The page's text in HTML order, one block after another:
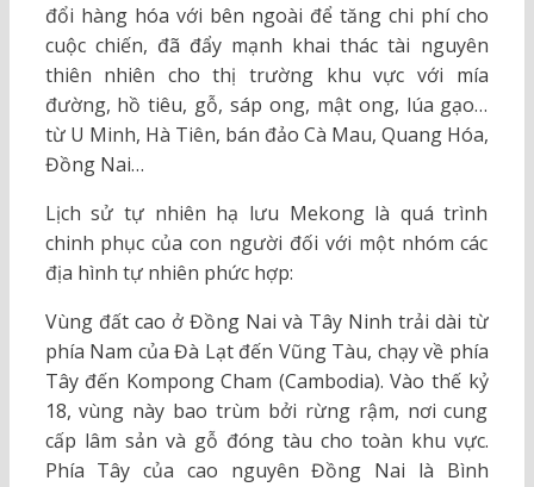
đổi hàng hóa với bên ngoài để tăng chi phí cho
cuộc chiến, đã đẩy mạnh khai thác tài nguyên
thiên nhiên cho thị trường khu vực với mía
đường, hồ tiêu, gỗ, sáp ong, mật ong, lúa gạo…
từ U Minh, Hà Tiên, bán đảo Cà Mau, Quang Hóa,
Đồng Nai…
Lịch sử tự nhiên hạ lưu Mekong là quá trình
chinh phục của con người đối với một nhóm các
địa hình tự nhiên phức hợp:
Vùng đất cao ở Đồng Nai và Tây Ninh trải dài từ
phía Nam của Đà Lạt đến Vũng Tàu, chạy về phía
Tây đến Kompong Cham (Cambodia). Vào thế kỷ
18, vùng này bao trùm bởi rừng rậm, nơi cung
cấp lâm sản và gỗ đóng tàu cho toàn khu vực.
Phía Tây của cao nguyên Đồng Nai là Bình